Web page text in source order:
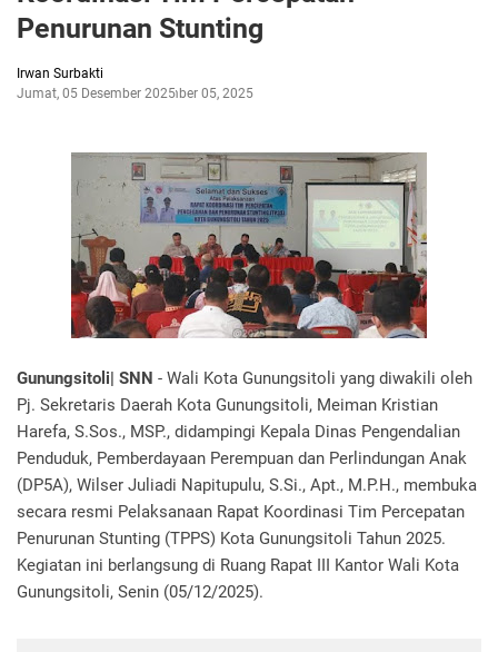
Penurunan Stunting
Irwan Surbakti
Jumat, 05 Desember 2025Desember 05, 2025
Gunungsitoli| SNN - Wali Kota Gunungsitoli yang diwakili oleh
Pj. Sekretaris Daerah Kota Gunungsitoli, Meiman Kristian
Harefa, S.Sos., MSP., didampingi Kepala Dinas Pengendalian
Penduduk, Pemberdayaan Perempuan dan Perlindungan Anak
(DP5A), Wilser Juliadi Napitupulu, S.Si., Apt., M.P.H., membuka
secara resmi Pelaksanaan Rapat Koordinasi Tim Percepatan
Penurunan Stunting (TPPS) Kota Gunungsitoli Tahun 2025.
Kegiatan ini berlangsung di Ruang Rapat III Kantor Wali Kota
Gunungsitoli, Senin (05/12/2025).